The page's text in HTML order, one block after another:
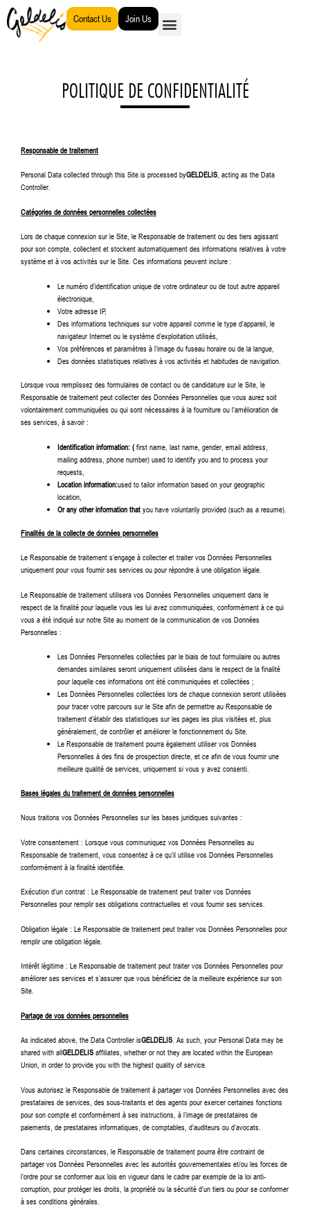
content
Contact Us Join Us
POLITIQUE DE CONFIDENTIALITÉ
Responsable de traitement
Personal Data collected through this Site is processed byGELDELIS, acting as the Data
Controller.
Catégories de données personnelles collectées
Lors de chaque connexion sur le Site, le Responsable de traitement ou des tiers agissant
pour son compte, collectent et stockent automatiquement des informations relatives à votre
système et à vos activités sur le Site. Ces informations peuvent inclure :
Le numéro d’identification unique de votre ordinateur ou de tout autre appareil
électronique,
Votre adresse IP,
Des informations techniques sur votre appareil comme le type d’appareil, le
navigateur Internet ou le système d’exploitation utilisés,
Vos préférences et paramètres à l’image du fuseau horaire ou de la langue,
Des données statistiques relatives à vos activités et habitudes de navigation.
Lorsque vous remplissez des formulaires de contact ou de candidature sur le Site, le
Responsable de traitement peut collecter des Données Personnelles que vous aurez soit
volontairement communiquées ou qui sont nécessaires à la fourniture ou l’amélioration de
ses services, à savoir :
Identification information: ( first name, last name, gender, email address,
mailing address, phone number) used to identify you and to process your
requests,
Location information:used to tailor information based on your geographic
location,
Or any other information that you have voluntarily provided (such as a resume).
Finalités de la collecte de données personnelles
Le Responsable de traitement s’engage à collecter et traiter vos Données Personnelles
uniquement pour vous fournir ses services ou pour répondre à une obligation légale.
Le Responsable de traitement utilisera vos Données Personnelles uniquement dans le
respect de la finalité pour laquelle vous les lui avez communiquées, conformément à ce qui
vous a été indiqué sur notre Site au moment de la communication de vos Données
Personnelles :
Les Données Personnelles collectées par le biais de tout formulaire ou autres
demandes similaires seront uniquement utilisées dans le respect de la finalité
pour laquelle ces informations ont été communiquées et collectées ;
Les Données Personnelles collectées lors de chaque connexion seront utilisées
pour tracer votre parcours sur le Site afin de permettre au Responsable de
traitement d’établir des statistiques sur les pages les plus visitées et, plus
généralement, de contrôler et améliorer le fonctionnement du Site.
Le Responsable de traitement pourra également utiliser vos Données
Personnelles à des fins de prospection directe, et ce afin de vous fournir une
meilleure qualité de services, uniquement si vous y avez consenti.
Bases légales du traitement de données personnelles
Nous traitons vos Données Personnelles sur les bases juridiques suivantes :
Votre consentement : Lorsque vous communiquez vos Données Personnelles au
Responsable de traitement, vous consentez à ce qu’il utilise vos Données Personnelles
conformément à la finalité identifiée.
Exécution d’un contrat : Le Responsable de traitement peut traiter vos Données
Personnelles pour remplir ses obligations contractuelles et vous fournir ses services.
Obligation légale : Le Responsable de traitement peut traiter vos Données Personnelles pour
remplir une obligation légale.
Intérêt légitime : Le Responsable de traitement peut traiter vos Données Personnelles pour
améliorer ses services et s’assurer que vous bénéficiez de la meilleure expérience sur son
Site.
Partage de vos données personnelles
As indicated above, the Data Controller isGELDELIS. As such, your Personal Data may be
shared with allGELDELIS affiliates, whether or not they are located within the European
Union, in order to provide you with the highest quality of service.
Vous autorisez le Responsable de traitement à partager vos Données Personnelles avec des
prestataires de services, des sous-traitants et des agents pour exercer certaines fonctions
pour son compte et conformément à ses instructions, à l’image de prestataires de
paiements, de prestataires informatiques, de comptables, d’auditeurs ou d’avocats.
Dans certaines circonstances, le Responsable de traitement pourra être contraint de
partager vos Données Personnelles avec les autorités gouvernementales et/ou les forces de
l’ordre pour se conformer aux lois en vigueur dans le cadre par exemple de la loi anti-
corruption, pour protéger les droits, la propriété ou la sécurité d’un tiers ou pour se conformer
à ses conditions générales.